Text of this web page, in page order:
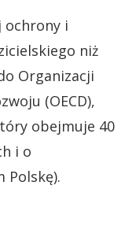
ochrony i
niż
Organizacji
(OECD),
obejmuje 40
i o
Polskę).